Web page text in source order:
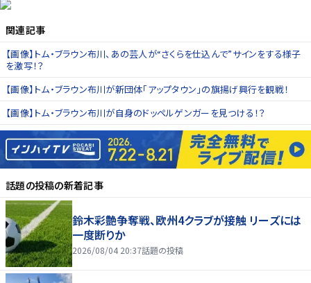
関連記事
【画像】トム・ブラウン布川、あの芸人が“さくらを仕込んで”サインをする様子
を激写！？
【画像】トム・ブラウン布川が新団体「アップタウン」の旗揚げ興行を観戦！
【画像】トム・ブラウン布川が自身のドッペルゲンガーを見つける！？
話題の投稿の新着記事
鈴木彩艶争奪戦、欧州4クラブが接触 リーズには
一度断りか
2026/08/04 20:37話題の投稿